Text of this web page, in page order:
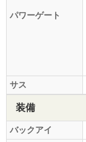
パワーゲート
サス
装備
バックアイ